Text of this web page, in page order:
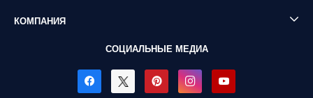
КОМПАНИЯ
СОЦИАЛЬНЫЕ МЕДИА